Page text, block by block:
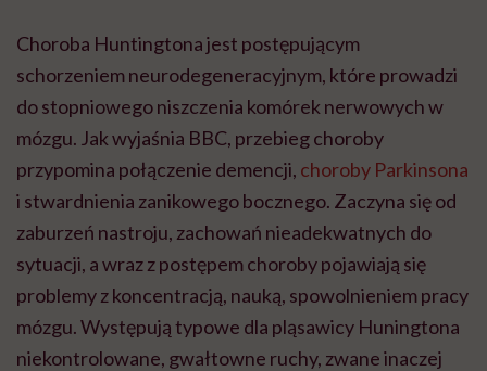
Choroba Huntingtona jest postępującym
schorzeniem neurodegeneracyjnym, które prowadzi
do stopniowego niszczenia komórek nerwowych w
mózgu. Jak wyjaśnia BBC, przebieg choroby
przypomina połączenie demencji, choroby Parkinsona
i stwardnienia zanikowego bocznego. Zaczyna się od
zaburzeń nastroju, zachowań nieadekwatnych do
sytuacji, a wraz z postępem choroby pojawiają się
problemy z koncentracją, nauką, spowolnieniem pracy
mózgu. Występują typowe dla pląsawicy Huningtona
niekontrolowane, gwałtowne ruchy, zwane inaczej